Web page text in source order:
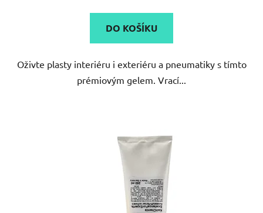
DO KOŠÍKU
Oživte plasty interiéru i exteriéru a pneumatiky s tímto
prémiovým gelem. Vrací...